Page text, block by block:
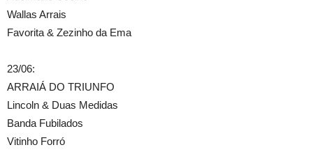
Wallas Arrais
Favorita & Zezinho da Ema
23/06:
ARRAIÁ DO TRIUNFO
Lincoln & Duas Medidas
Banda Fubilados
Vitinho Forró